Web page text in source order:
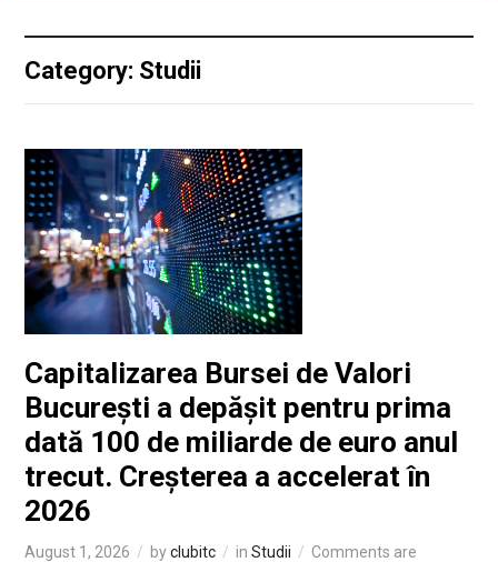
Category: Studii
Capitalizarea Bursei de Valori
București a depășit pentru prima
dată 100 de miliarde de euro anul
trecut. Creșterea a accelerat în
2026
August 1, 2026 byclubitc in Studii
Comments are